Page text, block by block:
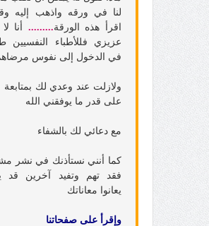
لنا في ورقه واذهب إليه
اقرأ هذه الورقة......... أنا
عزيزي فللأطباء النفسيين
في الدخول إلى نفوس
ولازلت عند وعدي لك بمتابعة
على قدر ما يوفقني الله
مع دعائي لك بالشفاء
كما أنني نستأذنك في نشر
فقد تهم وتفيد آخرين قد
يعانوا معاناتك
وإقرأ على صفحاتنا